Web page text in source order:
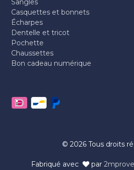
Fabriqué avec ​ par 2mprove
Sangles
Casquettes et bonnets
Écharpes
Dentelle et tricot
Pochette
Chaussettes
Bon cadeau numérique
© 2026 Tous droits